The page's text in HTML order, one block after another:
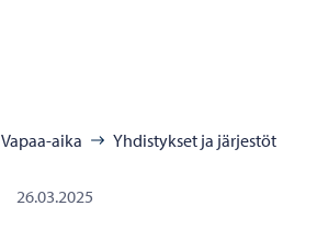
Vapaa-aika Yhdistykset ja järjestöt
26.03.2025